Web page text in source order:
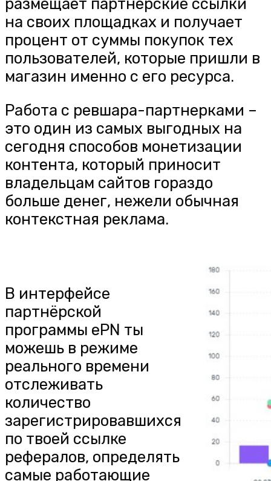
размещает партнерские ссылки
на своих площадках и получает
процент от суммы покупок тех
пользователей, которые пришли в
магазин именно с его ресурса.
Работа с ревшара-партнерками –
это один из самых выгодных на
сегодня способов монетизации
контента, который приносит
владельцам сайтов гораздо
больше денег, нежели обычная
контекстная реклама.
В интерфейсе
партнёрской
программы ePN ты
можешь в режиме
реального времени
отслеживать
количество
зарегистрировавшихся
по твоей ссылке
рефералов, определять
самые работающие